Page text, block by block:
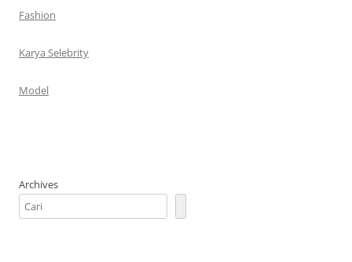
Fashion
Karya Selebrity
Model
Archives